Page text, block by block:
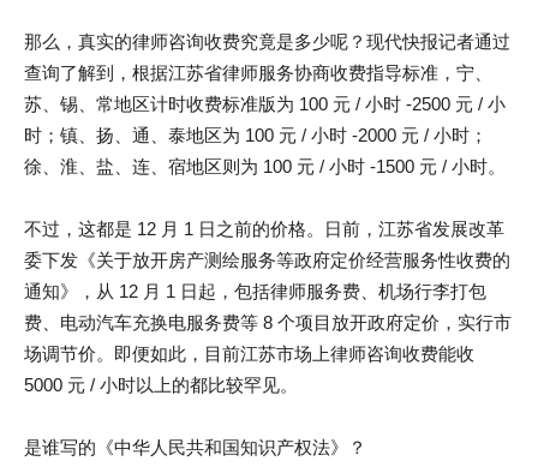
那么，真实的律师咨询收费究竟是多少呢？现代快报记者通过
查询了解到，根据江苏省律师服务协商收费指导标准，宁、
苏、锡、常地区计时收费标准版为 100 元 / 小时 -2500 元 / 小
时；镇、扬、通、泰地区为 100 元 / 小时 -2000 元 / 小时；
徐、淮、盐、连、宿地区则为 100 元 / 小时 -1500 元 / 小时。
不过，这都是 12 月 1 日之前的价格。日前，江苏省发展改革
委下发《关于放开房产测绘服务等政府定价经营服务性收费的
通知》，从 12 月 1 日起，包括律师服务费、机场行李打包
费、电动汽车充换电服务费等 8 个项目放开政府定价，实行市
场调节价。即便如此，目前江苏市场上律师咨询收费能收
5000 元 / 小时以上的都比较罕见。
是谁写的《中华人民共和国知识产权法》？